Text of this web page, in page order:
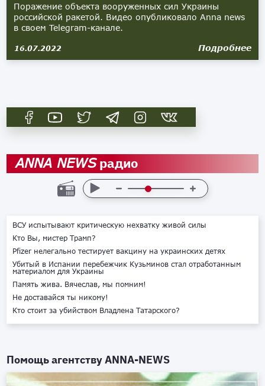
Поражение объекта вооруженных сил Украины
российской ракетой. Видео опубликовало Аnna news
в своем Telegram-канале.
16.07.2022 Подробнее
ANNA NEWSрадио
ВСУ испытывают критическую нехватку живой силы
Кто Вы, мистер Трамп?
Pfizer нелегально тестирует вакцину на украинских детях
Убитый в Испании перебежчик Кузьминов стал отработанным
материалом для Украины
Память жива. Вячеслав, мы помним!
Не доставайся ты никому!
Кто стоит за убийством Владлена Татарского?
Помощь агентствуANNA-NEWS